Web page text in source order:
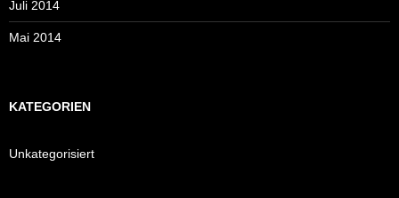
Juli 2014
Mai 2014
KATEGORIEN
Unkategorisiert